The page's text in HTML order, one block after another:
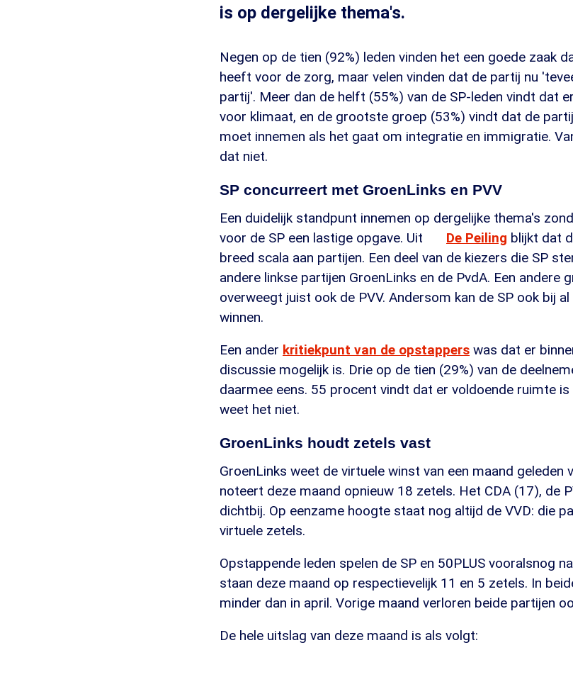
is op dergelijke thema's.
Negen op de tien (92%) leden vinden het een goede zaak
heeft voor de zorg, maar velen vinden dat de partij nu
partij'. Meer dan de helft (55%) van de SP-leden vindt dat
voor klimaat, en de grootste groep (53%) vindt dat de
moet innemen als het gaat om integratie en immigratie.
dat niet.
SP concurreert met GroenLinks en PVV
Een duidelijk standpunt innemen op dergelijke thema's
voor de SP een lastige opgave. Uit
De Peiling blijkt dat
breed scala aan partijen. Een deel van de kiezers die SP
andere linkse partijen GroenLinks en de PvdA. Een andere
overweegt juist ook de PVV. Andersom kan de SP ook bij
winnen.
Een ander kritiekpunt van de opstappers was dat er
discussie mogelijk is. Drie op de tien (29%) van de
daarmee eens. 55 procent vindt dat er voldoende ruimte
weet het niet.
GroenLinks houdt zetels vast
GroenLinks weet de virtuele winst van een maand geleden
noteert deze maand opnieuw 18 zetels. Het CDA (17), de
dichtbij. Op eenzame hoogte staat nog altijd de VVD: die
virtuele zetels.
Opstappende leden spelen de SP en 50PLUS vooralsnog
staan deze maand op respectievelijk 11 en 5 zetels. In
minder dan in april. Vorige maand verloren beide partijen
De hele uitslag van deze maand is als volgt: